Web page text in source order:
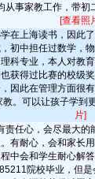
从事家教工作，带初
[查看照
在上海读书，因此
初中担任过数学，
科专业，本人对教
获得过比赛的校级
因此在管理方面很
教。可以让孩子学到
片]
责任心，会尽最大的
有耐心，会和家长
程中会和学生耐心解
院校毕业，但